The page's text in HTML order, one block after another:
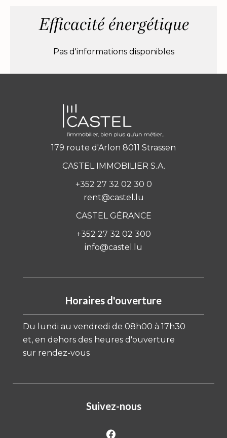
Efficacité énergétique
Pas d'informations disponibles
179 route d'Arlon 8011 Strassen
CASTEL IMMOBILIER S.A.
+352 27 32 02 30 0
rent@castel.lu
CASTEL GÉRANCE
+352 27 32 02 300
info@castel.lu
Horaires d'ouverture
Du lundi au vendredi de 08h00 à 17h30
et, en dehors des heures d'ouverture
sur rendez-vous
Suivez-nous